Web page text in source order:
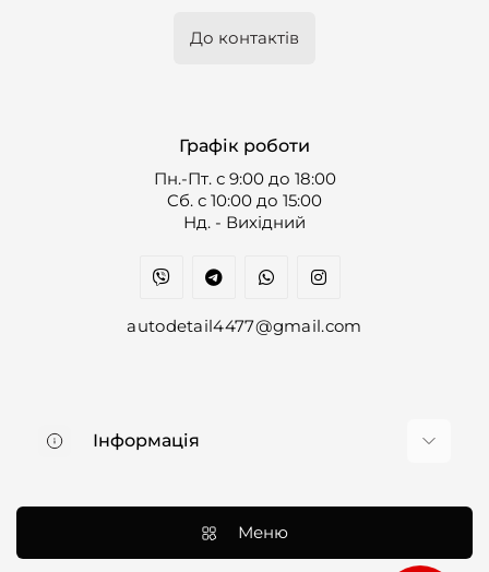
До контактів
Графік роботи
Пн.-Пт. с 9:00 до 18:00
Cб. с 10:00 до 15:00
Нд. - Вихідний
autodetail4477@gmail.com
Інформація
Контакти
Меню